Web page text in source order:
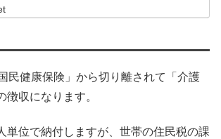
民健康保険」から切り離されて「介護
徴収になります。
単位で納付しますが、世帯の住民税の課